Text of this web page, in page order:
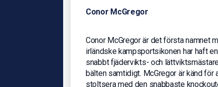
Conor McGregor
Conor McGregor är det första namnet
irländske kampsportsikonen har haft
snabbt fjädervikts- och
bälten samtidigt. McGregor är känd för
stoltsera med den snabbaste